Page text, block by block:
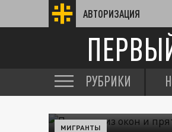
АВТОРИЗАЦИЯ
РУБРИКИ
МИГРАНТЫ